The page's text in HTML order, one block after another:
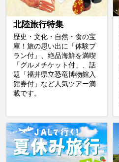
北陸旅行特集
歴史・文化・自然・食の宝
庫！旅の思い出に「体験プ
ラン付」、絶品海鮮を満喫
「グルメチケット付」、話
題「福井県立恐竜博物館入
館券付」など人気ツアー満
載です。